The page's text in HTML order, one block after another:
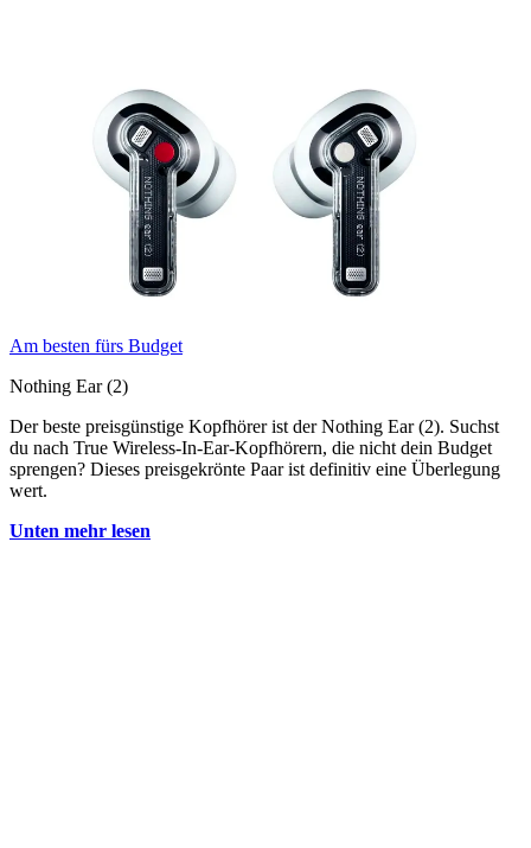
Am besten fürs Budget
Nothing Ear (2)
Der beste preisgünstige Kopfhörer ist der Nothing Ear (2). Suchst
du nach True Wireless-In-Ear-Kopfhörern, die nicht dein Budget
sprengen? Dieses preisgekrönte Paar ist definitiv eine Überlegung
wert.
Unten mehr lesen